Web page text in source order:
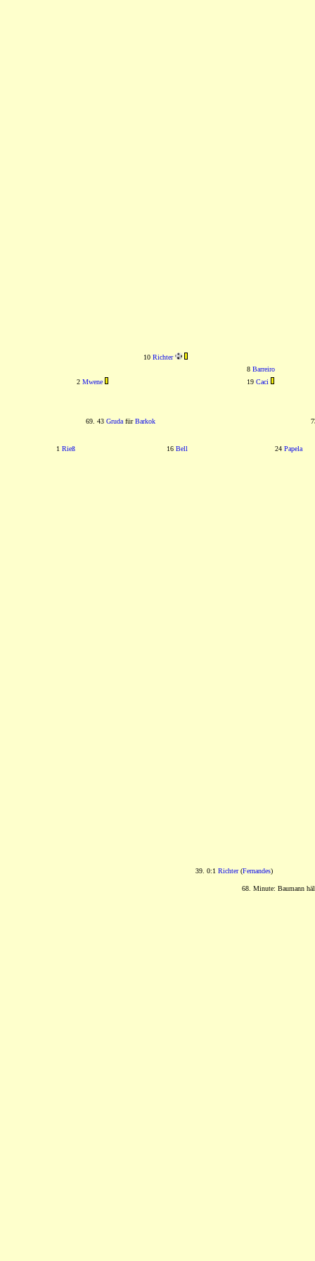
10 Richter
8 Barreiro
2 Mwene 19 Caci
69. 43 GrudafürBarkok
1 Rieß 16 Bell 24 Papela
39. 0:1 Richter(Fernandes)
68. Minute: Baumann